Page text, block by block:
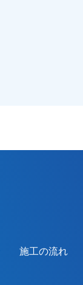
施工の流れ